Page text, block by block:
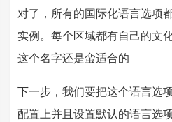
对了，所有的国际化语言选项
实例。每个区域都有自己的文
这个名字还是蛮适合的
下一步，我们要把这个语言选
配置上并且设置默认的语言选